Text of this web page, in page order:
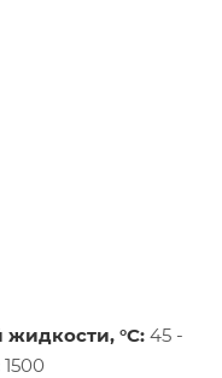
жидкости, °С: 45 -
1500